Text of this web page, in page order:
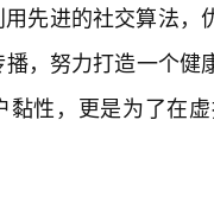
先进的社交算法
，努力打造一个
黏性，更是为了在